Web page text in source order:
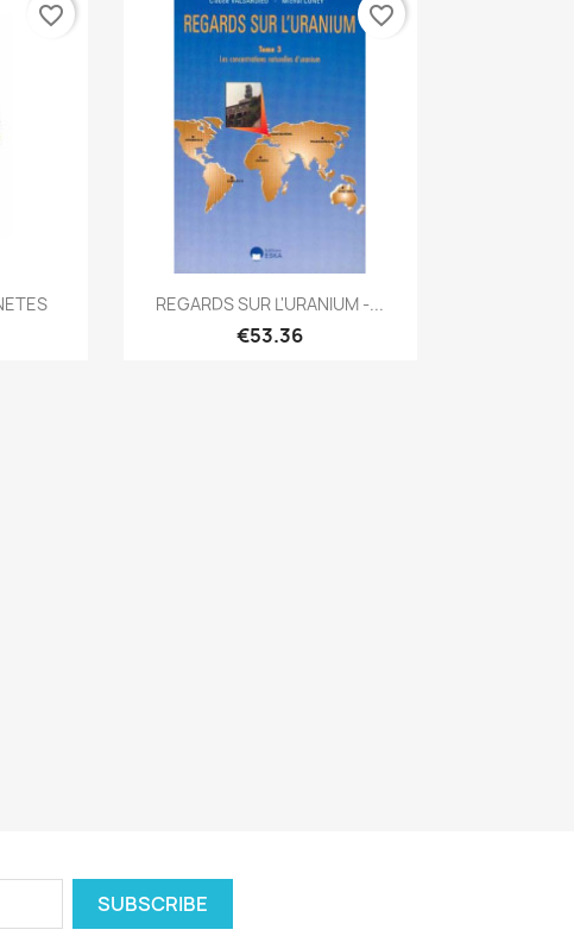
favorite_border
Quick view
REGARDS SUR L'URANIUM -...
€53.36
favorite_border